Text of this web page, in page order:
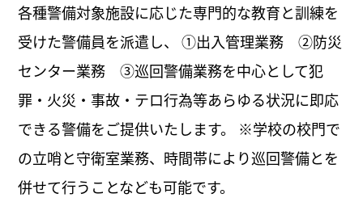
各種警備対象施設に応じた専門的な教育と訓練を
受けた警備員を派遣し、 ①出入管理業務 ②防災
センター業務 ③巡回警備業務を中心として犯
罪・火災・事故・テロ行為等あらゆる状況に即応
できる警備をご提供いたします。 ※学校の校門で
の立哨と守衛室業務、時間帯により巡回警備とを
併せて行うことなども可能です。